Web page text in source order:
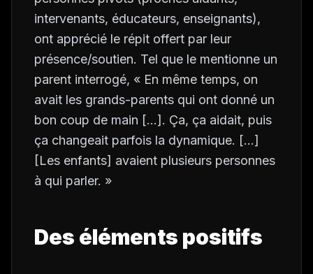
intervenants, éducateurs, enseignants),
ont apprécié le répit offert par leur
présence/soutien. Tel que le mentionne un
parent interrogé, « En même temps, on
avait les grands-parents qui ont donné un
bon coup de main […]. Ça, ça aidait, puis
ça changeait parfois la dynamique. […]
[Les enfants] avaient plusieurs personnes
à qui parler. »
Des éléments positifs